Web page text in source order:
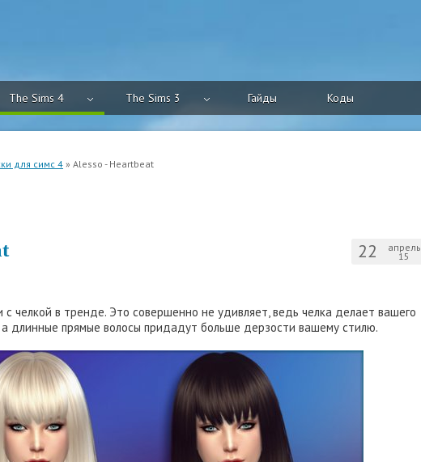
The Sims 4 The Sims 3 Гайды Коды
для симс 4 » Alesso - Heartbeat
22 апрель
15
челкой в тренде. Это совершенно не удивляет, ведь челка делает вашего
длинные прямые волосы придадут больше дерзости вашему стилю.